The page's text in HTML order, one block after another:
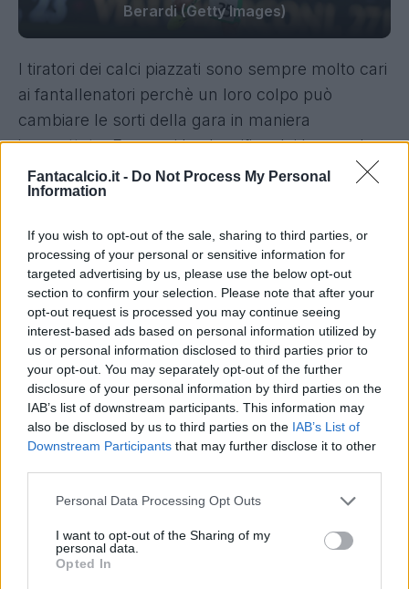
Fantacalcio.it - Do Not Process My Personal
Information
If you wish to opt-out of the sale, sharing to third parties, or
processing of your personal or sensitive information for
targeted advertising by us, please use the below opt-out
section to confirm your selection. Please note that after your
opt-out request is processed you may continue seeing
interest-based ads based on personal information utilized by
us or personal information disclosed to third parties prior to
your opt-out. You may separately opt-out of the further
disclosure of your personal information by third parties on the
IAB’s list of downstream participants. This information may
also be disclosed by us to third parties on the IAB’s List of
Downstream Participants that may further disclose it to other
Personal Data Processing Opt Outs
I want to opt-out of the Sharing of my
personal data.
Opted In
Berardi (Getty Images)
I tiratori dei calci piazzati sono sempre molto cari
ai fantallenatori perchè un loro colpo può
cambiare le sorti della gara in maniera
inaspettata. Ecco qui la classifica dei bonus da
calcio da fermo, sia gol che assist. Alla terza
giornata sono già tre le reti siglate da punizione.
Aleksandar Kolarov, Roma
Miguel Veloso, Verona
Domenico Berardi, Sassuolo
1 assist da fermo
Erick Pulgar, Bologna
Rodrigo De Paul, Udinese
Luis Alberto, Lazio
Mario Rui, Napoli
Josè Callejon, Napoli
Daniele Baselli, Torino
Nicola Sansone, Bologna
Sandro Tonali, Brescia
Luca Cigarini, Cagliari